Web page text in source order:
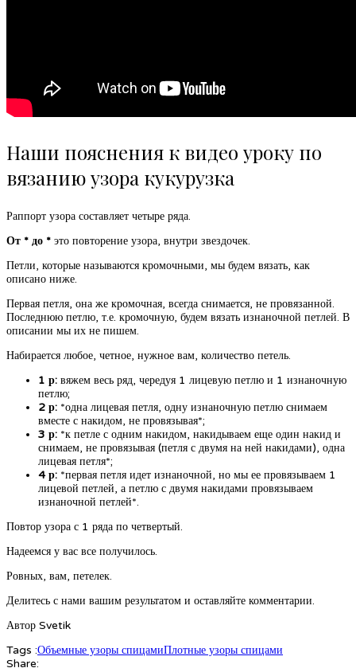
Наши пояснения к видео уроку по
вязанию узора кукурузка
Раппорт узора составляет четыре ряда.
От * до * это повторение узора, внутри звездочек.
Петли, которые называются кромочными, мы будем вязать, как
описано ниже.
Первая петля, она же кромочная, всегда снимается, не провязанной.
Последнюю петлю, т.е. кромочную, будем вязать изнаночной петлей. В
описании мы их не пишем.
Набирается любое, четное, нужное вам, количество петель.
1 р: вяжем весь ряд, чередуя 1 лицевую петлю и 1 изнаночную
петлю;
2 р: *одна лицевая петля, одну изнаночную петлю снимаем
вместе с накидом, не провязывая*;
3 р: *к петле с одним накидом, накидываем еще один накид и
снимаем, не провязывая (петля с двумя на ней накидами), одна
лицевая петля*;
4 р: *первая петля идет изнаночной, но мы ее провязываем 1
лицевой петлей, а петлю с двумя накидами провязываем
изнаночной петлей*.
Повтор узора с 1 ряда по четвертый.
Надеемся у вас все получилось.
Ровных, вам, петелек.
Делитесь с нами вашим результатом и оставляйте комментарии.
Автор Svetik
Tags :Объемные узоры спицамиПлотные узоры спицами
Share: